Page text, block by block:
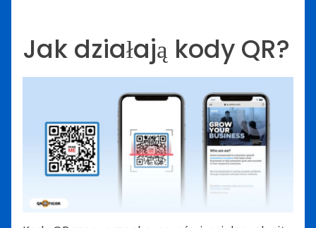
Jak działają kody QR?